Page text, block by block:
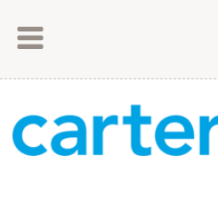
Как оплатить
Доставка товара